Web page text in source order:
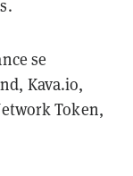
se
Kava.io,
Token,